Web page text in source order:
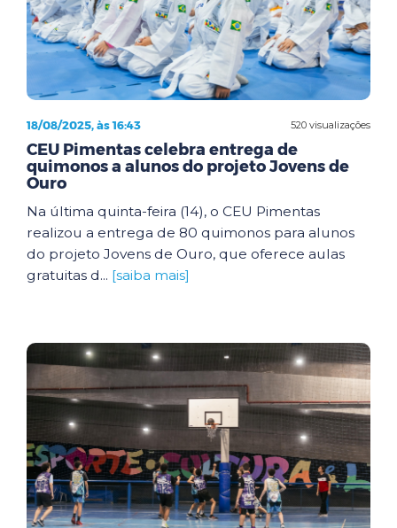
520 visualizações
18/08/2025, às 16:43
CEU Pimentas celebra entrega de
quimonos a alunos do projeto Jovens de
Ouro
Na última quinta-feira (14), o CEU Pimentas
realizou a entrega de 80 quimonos para alunos
do projeto Jovens de Ouro, que oferece aulas
gratuitas d... [saiba mais]